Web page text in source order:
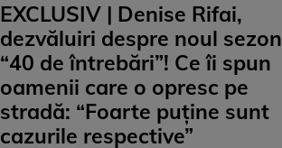
EXCLUSIV | Denise Rifai,
dezvăluiri despre noul sezon
“40 de întrebări”! Ce îi spun
oamenii care o opresc pe
stradă: “Foarte puține sunt
cazurile respective”